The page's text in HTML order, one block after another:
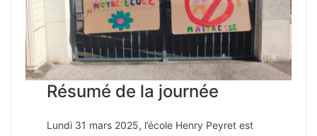
Résumé de la journée
Lundi 31 mars 2025, l’école Henry Peyret est